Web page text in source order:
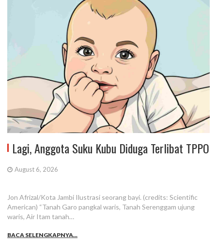
Lagi, Anggota Suku Kubu Diduga Terlibat TPPO
August 6, 2026
Jon Afrizal/Kota Jambi Ilustrasi seorang bayi. (credits: Scientific
American) “Tanah Garo pangkal waris, Tanah Serenggam ujung
waris, Air Itam tanah…
BACA SELENGKAPNYA...